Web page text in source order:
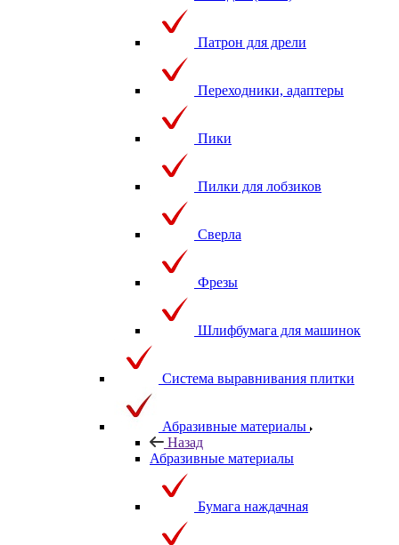
Патрон для дрели
Переходники, адаптеры
Пики
Пилки для лобзиков
Сверла
Фрезы
Шлифбумага для машинок
Система выравнивания плитки
Абразивные материалы
Назад
Абразивные материалы
Бумага наждачная